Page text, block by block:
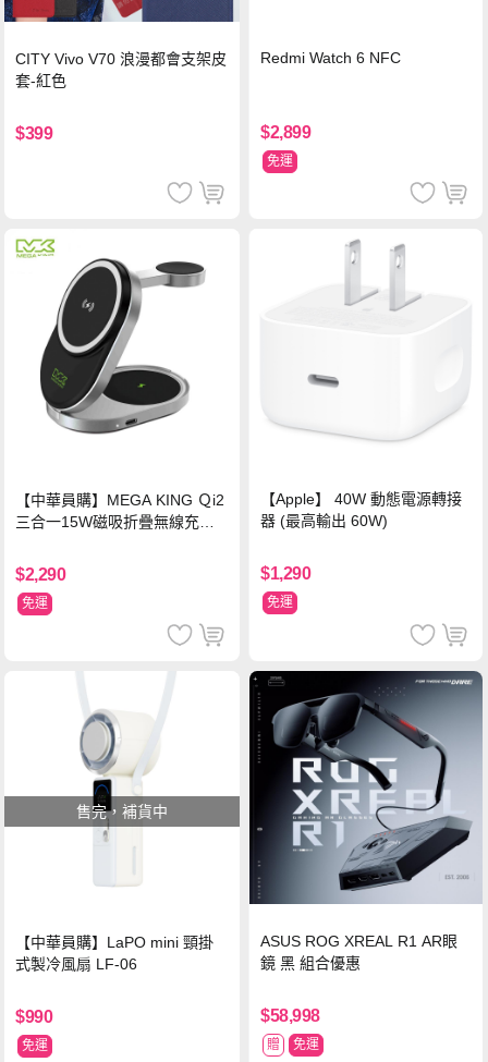
CITY Vivo V70 浪漫都會支架皮
套-紅色
$399
Redmi Watch 6 NFC
$2,899
免運
【中華員購】MEGA KING Ｑi2
三合一15W磁吸折疊無線充電
$2,290
免運
【Apple】 40W 動態電源轉接
器 (最高輸出 60W)
$1,290
免運
售完，補貨中
【中華員購】LaPO mini 頸掛
式製冷風扇 LF-06
$990
免運
ASUS ROG XREAL R1 AR眼
鏡 黑 組合優惠
$58,998
贈 免運